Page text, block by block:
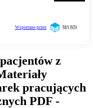
z
pracujących
PDF -